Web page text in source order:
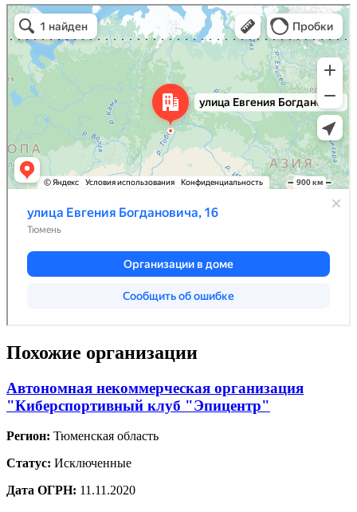
Похожие организации
Автономная некоммерческая организация
"Киберспортивный клуб "Эпицентр"
Регион: Тюменская область
Статус: Исключенные
Дата ОГРН: 11.11.2020